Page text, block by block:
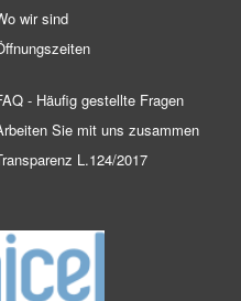
wir sind
- Häufig gestellte Fragen
Sie mit uns zusammen
L.124/2017